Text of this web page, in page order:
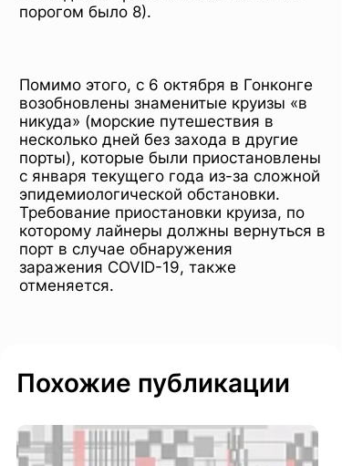
порогом было 8).
Помимо этого, с 6 октября в Гонконге
возобновлены знаменитые круизы «в
никуда» (морские путешествия в
несколько дней без захода в другие
порты), которые были приостановлены
с января текущего года из-за сложной
эпидемиологической обстановки.
Требование приостановки круиза, по
которому лайнеры должны вернуться в
порт в случае обнаружения
заражения COVID-19, также
отменяется.
Похожие публикации